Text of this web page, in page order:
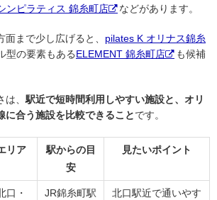
ンピラティス 錦糸町店 などがあります。
まで少し広げると、 pilates K オリナス錦糸
型の要素もあるELEMENT 錦糸町店
も候補
、 駅近で短時間利用しやすい施設と、オリ
に合う施設を比較できることです。
リア
駅からの目
安
見たいポイント
口・
JR錦糸町駅
北口駅近で通いやす